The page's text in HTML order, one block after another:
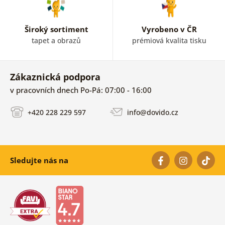
Široký sortiment
tapet a obrazů
Vyrobeno v ČR
prémiová kvalita tisku
Zákaznická podpora
v pracovních dnech Po-Pá: 07:00 - 16:00
+420 228 229 597 info@dovido.cz
Sledujte nás na